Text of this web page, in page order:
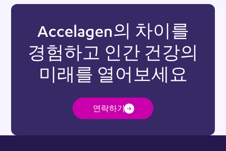
Accelagen의 차이를
경험하고 인간 건강의
미래를 열어보세요
연락하기